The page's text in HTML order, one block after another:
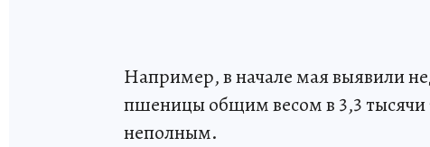
Например, в начале мая выявили
пшеницы общим весом в 3,3
неполным.